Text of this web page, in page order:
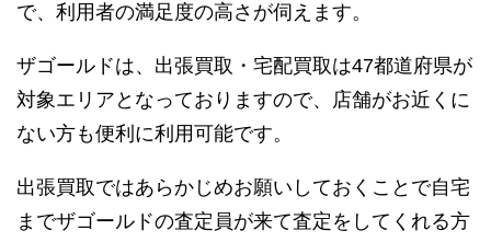
で、利用者の満足度の高さが伺えます。
ザゴールドは、出張買取・宅配買取は47都道府県が
対象エリアとなっておりますので、店舗がお近くに
ない方も便利に利用可能です。
出張買取ではあらかじめお願いしておくことで自宅
までザゴールドの査定員が来て査定をしてくれる方